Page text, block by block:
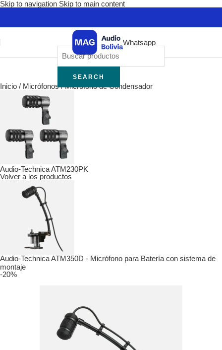
Skip to navigation Skip to main content
Whatsapp
SEARCH
Inicio / Micrófonos/ Micrófono de Condensador
Audio-Technica ATM230PK
Volver a los productos
Audio-Technica ATM350D - Micrófono para Batería con sistema de
montaje
-20%